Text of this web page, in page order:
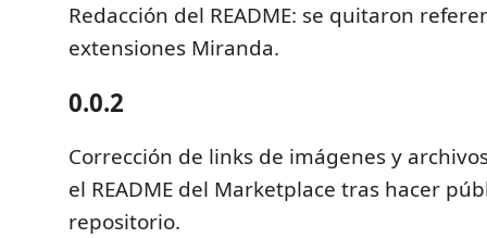
Redacción del README: se quitaron
extensiones Miranda.
0.0.2
Corrección de links de imágenes y
el README del Marketplace tras hacer
repositorio.